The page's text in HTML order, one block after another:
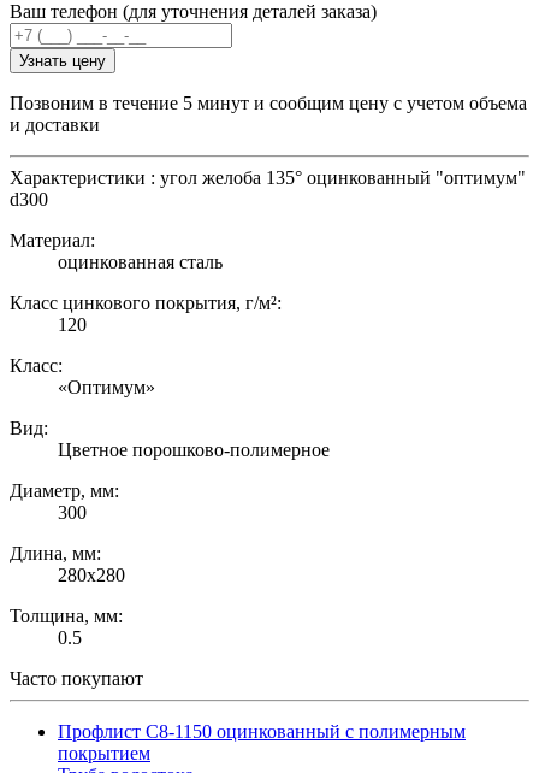
Ваш телефон (для уточнения деталей заказа)
Узнать цену
Позвоним в течение 5 минут и сообщим цену с учетом объема
и доставки
Характеристики : угол желоба 135° оцинкованный "оптимум"
d300
Материал:
оцинкованная сталь
Класс цинкового покрытия, г/м²:
120
Класс:
«Оптимум»
Вид:
Цветное порошково-полимерное
Диаметр, мм:
300
Длина, мм:
280х280
Толщина, мм:
0.5
Часто покупают
Профлист С8-1150 оцинкованный с полимерным
покрытием